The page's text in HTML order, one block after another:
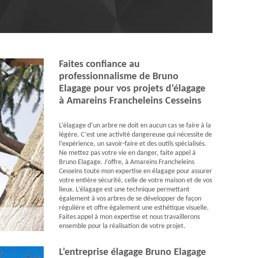
Faites confiance au
professionnalisme de Bruno
Elagage pour vos projets d’élagage
à Amareins Francheleins Cesseins
L’élagage d’un arbre ne doit en aucun cas se faire à la
légère. C’est une activité dangereuse qui nécessite de
l’expérience, un savoir-faire et des outils spécialisés.
Ne mettez pas votre vie en danger, faite appel à
Bruno Elagage. J’offre, à Amareins Francheleins
Cesseins toute mon expertise en élagage pour assurer
votre entière sécurité, celle de votre maison et de vos
lieux. L’élagage est une technique permettant
également à vos arbres de se développer de façon
régulière et offre également une esthétique visuelle.
Faites appel à mon expertise et nous travaillerons
ensemble pour la réalisation de votre projet.
L’entreprise élagage Bruno Elagage